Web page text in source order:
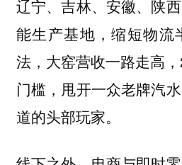
辽宁、吉林、安徽、陕
能生产基地，缩短物流
法，大窑营收一路走高
门槛，甩开一众老牌汽
道的头部玩家。